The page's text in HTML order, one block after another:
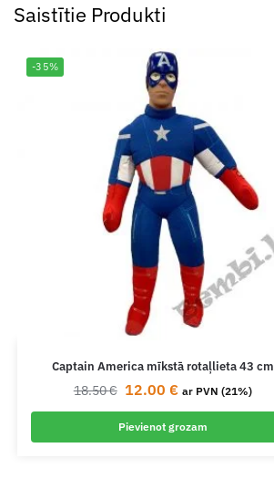
Saistītie Produkti
-35%
Captain America mīkstā rotaļlieta 43 cm
18.50€ 12.00 € ar PVN (21%)
Pievienot grozam